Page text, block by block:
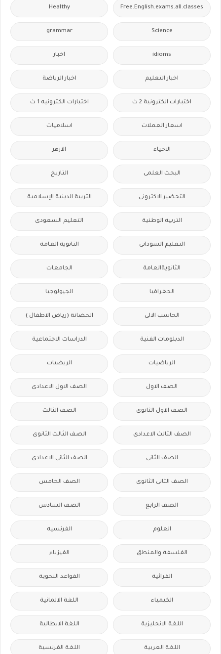
Free.English.exams.all.classes
Healthy
Science
grammar
idioms اخبار
اخبار التعليم اخبار الرياضة
اختبارات الكترونية 2 ث اختبارات الكترونيه 1 ث
اسعار العملات اسلاميات
الاحياء الازهر
البحث العلمى التاريخ
التحضير الاكترونى التربية الدينية الإسلامية
التربية الوطنية التعليم السعودى
التعليم السودانى الثانوية العامة
الثانويةالعامة الجامعات
الجغرافيا الجيولوجيا
الحاسب الالى الحضانة (رياض الاطفال )
الدبلومات الفنية الدراسات الاجتماعية
الرياضيات الريضيات
الصف الاول الصف الاول الاعدادى
الصف الاول الثانوى الصف الثالث
الصف الثالث الاعدادى الصف الثالث الثانوى
الصف الثانى الصف الثانى الاعدادى
الصف الثانى الثانوى الصف الخامس
الصف الرابع الصف السادس
العلوم الفرنسيه
الفلسفة والمنطق الفيزياء
القرائية القواعد النحوية
الكيمياء اللغة الالمانية
اللغة الانجليزية اللغة الايطالية
اللغة العربية اللغة الفرنسية